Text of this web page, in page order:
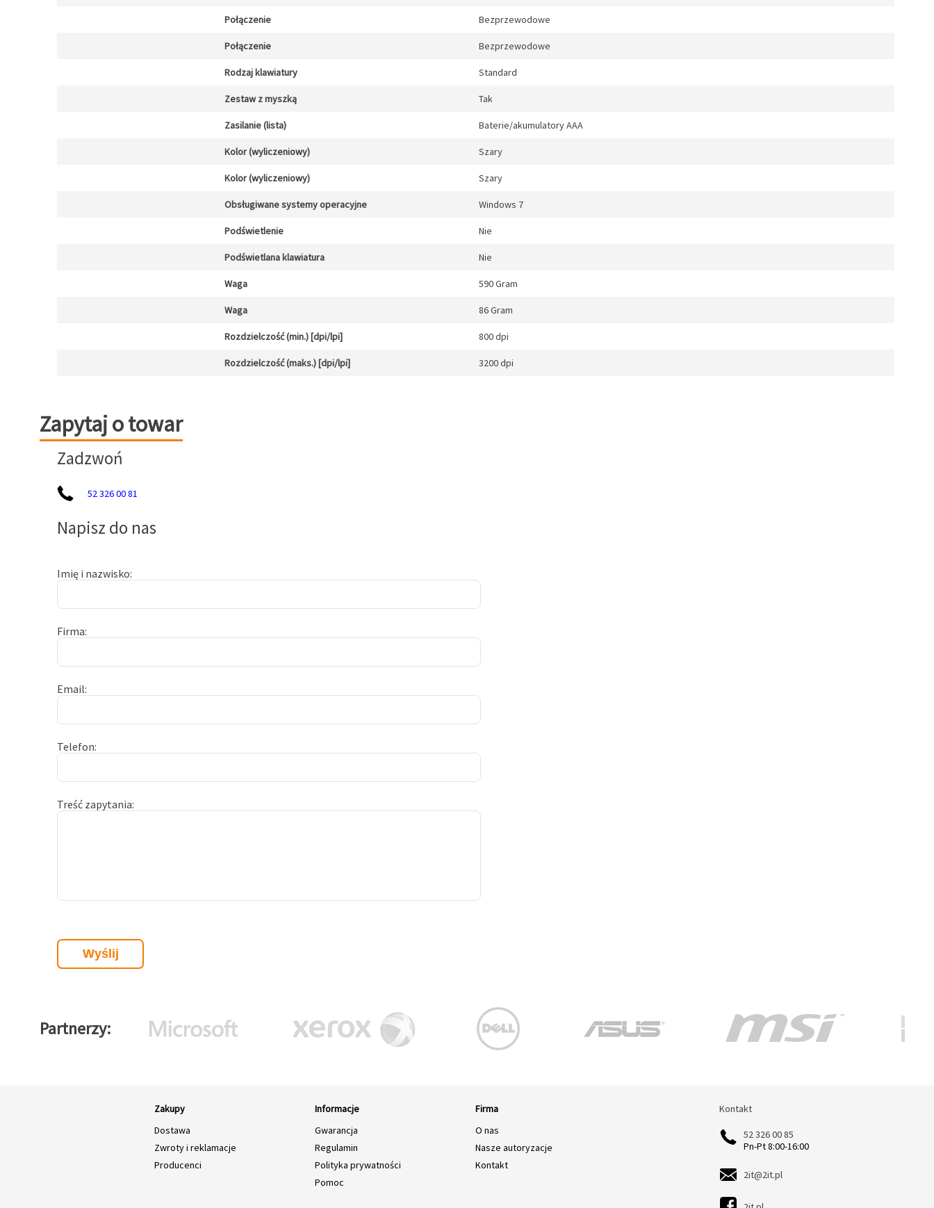
Połączenie Bezprzewodowe
Połączenie Bezprzewodowe
Rodzaj klawiatury Standard
Zestaw z myszką Tak
Zasilanie (lista) Baterie/akumulatory AAA
Kolor (wyliczeniowy) Szary
Kolor (wyliczeniowy) Szary
Obsługiwane systemy operacyjne Windows 7
Podświetlenie Nie
Podświetlana klawiatura Nie
Waga 590 Gram
Waga 86 Gram
Rozdzielczość (min.) [dpi/lpi] 800 dpi
Rozdzielczość (maks.) [dpi/lpi] 3200 dpi
Zapytaj o towar
Zapytaj o towar
Zadzwoń
52 326 00 81
Napisz do nas
Imię i nazwisko
Firma
Email
Telefon
Treść zapytania
Partnerzy
Zakupy
Dostawa
Zwroty i reklamacje
Producenci
Informacje
Gwarancja
Regulamin
Polityka prywatności
Pomoc
Firma
O nas
Nasze autoryzacje
Kontakt
Kontakt
Kontakt
52 326 00 85
Pn-Pt 8:00-16:00
2it@2it.pl